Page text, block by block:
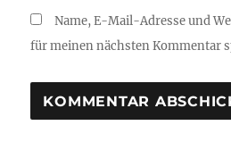
Name, E-Mail-Adresse und
für meinen nächsten Kommentar